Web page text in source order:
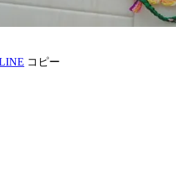
コピー